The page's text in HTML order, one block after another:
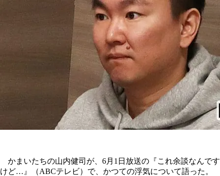
かまいたちの山内健司が、6月1日放送の『これ余談なんです
けど…』（ABCテレビ）で、かつての浮気について語った。